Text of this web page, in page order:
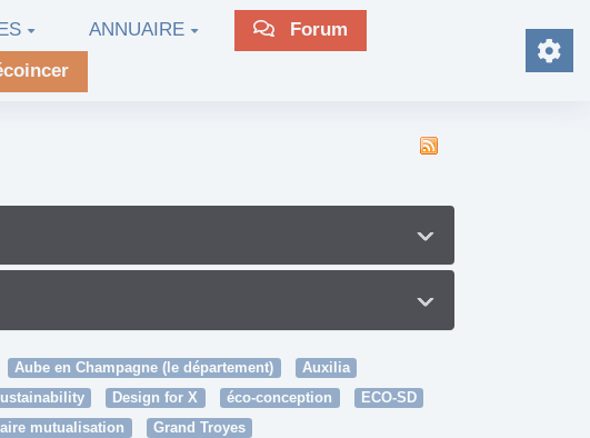
ANNUAIRE
Forum
Aube en Champagne (le département)
Auxilia
Design for X éco-conception
ECO-SD
mutualisation
Grand Troyes